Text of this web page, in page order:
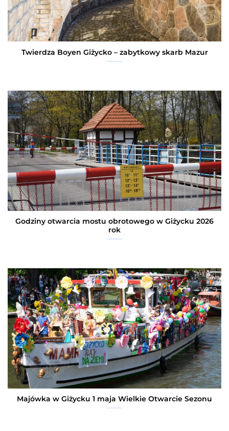
Twierdza Boyen Giżycko – zabytkowy skarb Mazur
Godziny otwarcia mostu obrotowego w Giżycku 2026
rok
Majówka w Giżycku 1 maja Wielkie Otwarcie Sezonu